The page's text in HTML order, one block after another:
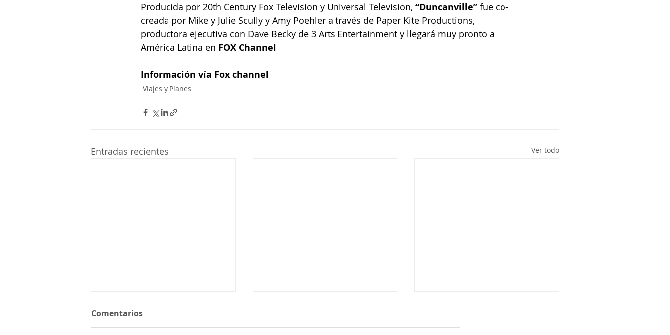
Producida por 20th Century Fox Television y Universal Television, “Duncanville” fue co-
creada por Mike y Julie Scully y Amy Poehler a través de Paper Kite Productions,
productora ejecutiva con Dave Becky de 3 Arts Entertainment y llegará muy pronto a
América Latina en FOX Channel
Información vía Fox channel
Viajes y Planes
Entradas recientes Ver todo
Comentarios